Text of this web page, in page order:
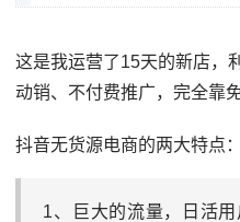
这是我运营了15天的新店，
动销、不付费推广，完全靠
抖音无货源电商的两大特点：
1、巨大的流量，日活